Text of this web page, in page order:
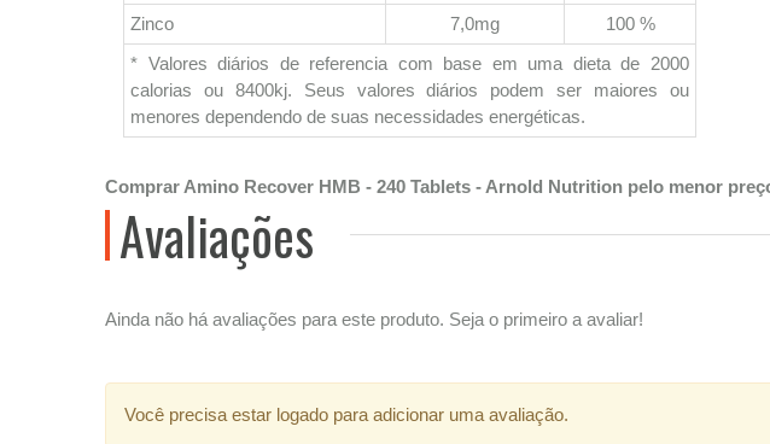
Zinco
7,0mg
100 %
* Valores diários de referencia com base em uma dieta de 2000
calorias ou 8400kj. Seus valores diários podem ser maiores ou
menores dependendo de suas necessidades energéticas.
Comprar Amino Recover HMB - 240 Tablets - Arnold Nutrition pelo menor
Avaliações
Ainda não há avaliações para este produto. Seja o primeiro a avaliar!
Você precisa estar logado para adicionar uma avaliação.